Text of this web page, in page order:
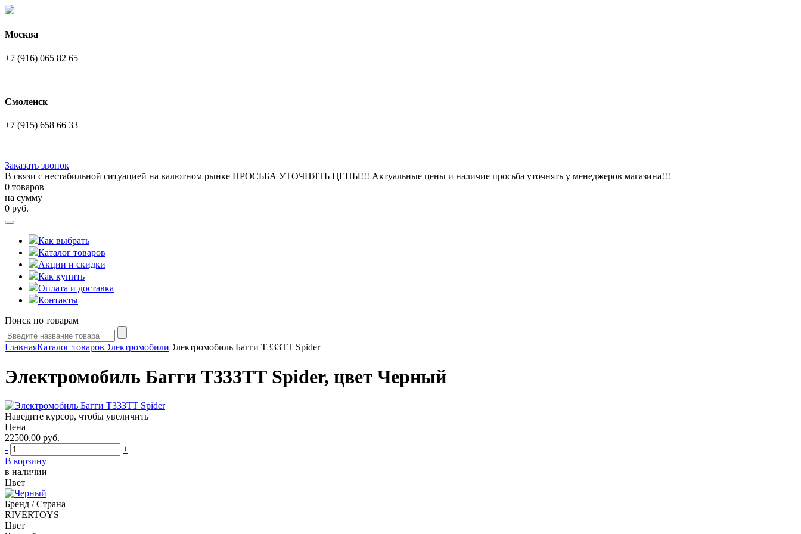
Москва
+7 (916) 065 82 65
Смоленск
+7 (915) 658 66 33
Заказать звонок
В связи с нестабильной ситуацией на валютном рынке ПРОСЬБА УТОЧНЯТЬ ЦЕНЫ!!! Актуальные цены и наличие просьба уточнять у менеджеров магазина!!!
0 товаров
на сумму
0 руб.
Как выбрать
Каталог товаров
Акции и скидки
Как купить
Оплата и доставка
Контакты
Поиск по товарам
ГлавнаяКаталог товаровЭлектромобилиЭлектромобиль Багги Т333ТТ Spider
Электромобиль Багги Т333ТТ Spider, цвет Черный
Наведите курсор, чтобы увеличить
Цена
22500.00 руб.
-
+
В корзину
в наличии
Цвет
Бренд / Страна
RIVERTOYS
Цвет